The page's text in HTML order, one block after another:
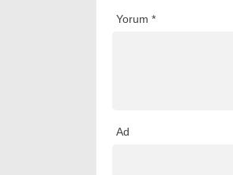
Yorum *
Ad